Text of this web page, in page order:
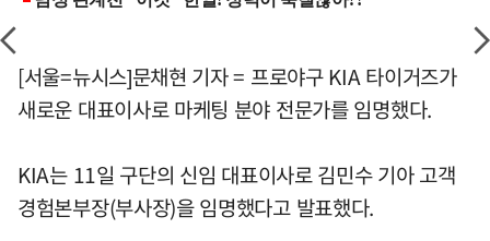
[서울=뉴시스]문채현 기자 = 프로야구 KIA 타이거즈가
새로운 대표이사로 마케팅 분야 전문가를 임명했다.
KIA는 11일 구단의 신임 대표이사로 김민수 기아 고객
경험본부장(부사장)을 임명했다고 발표했다.